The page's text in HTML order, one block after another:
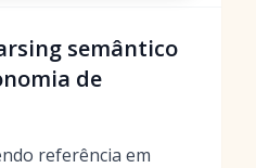
semântico
de
referência em